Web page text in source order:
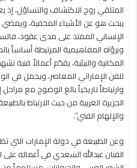
المتلقي روح الاكتشاف والتساؤل، إذ
يبحث هو عن الأشياء المخفية، ويمضي
الإنساني الممتد على مدى عقود،
وبرؤاه المفاهيمية المرتبطة أساساً
المكانية والبيئية، يقدّم أعمالاً فنية
للفن الإماراتي المعاصر، ويحمل في
وارتباطاً تاريخياً بالغ الوضوح مع
الجزيرة العربية من حيث الارتباط
والإلهام الفني”.
وعن الطبيعة في دولة الإمارات التي
الفنان عبدالله السعدي في أعماله على